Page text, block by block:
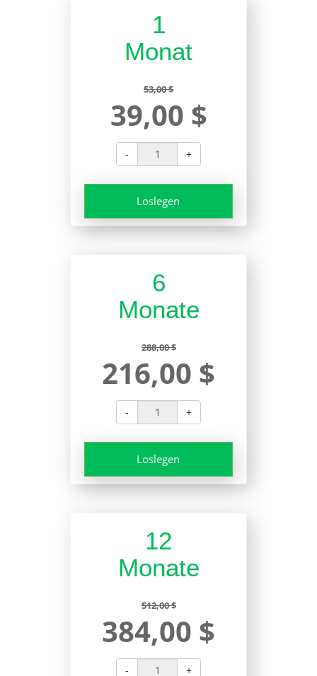
1
Monat
53,00 $
39,00 $
- +
Loslegen
6
Monate
288,00 $
216,00 $
- +
Loslegen
12
Monate
512,00 $
384,00 $
- +